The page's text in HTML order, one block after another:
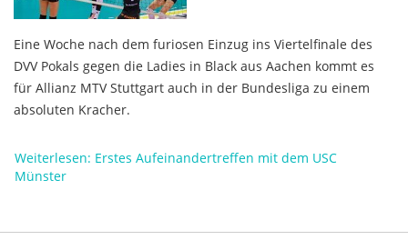
Eine Woche nach dem furiosen Einzug ins Viertelfinale des
DVV Pokals gegen die Ladies in Black aus Aachen kommt es
für Allianz MTV Stuttgart auch in der Bundesliga zu einem
absoluten Kracher.
Weiterlesen: Erstes Aufeinandertreffen mit dem USC
Münster